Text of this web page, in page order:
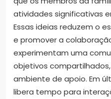
atividades significativas
Essas ideias reduzem o
e promover a
experimentam uma
objetivos
ambiente de apoio. Em
libera tempo para